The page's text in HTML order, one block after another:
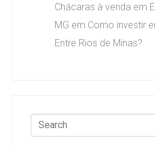
Chácaras à venda em
MG em Como investir
Entre Rios de Minas?